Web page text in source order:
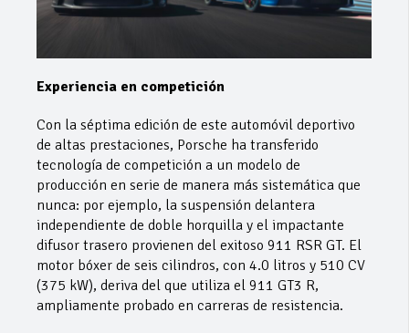
Experiencia en competición
Con la séptima edición de este automóvil deportivo
de altas prestaciones, Porsche ha transferido
tecnología de competición a un modelo de
producción en serie de manera más sistemática que
nunca: por ejemplo, la suspensión delantera
independiente de doble horquilla y el impactante
difusor trasero provienen del exitoso 911 RSR GT. El
motor bóxer de seis cilindros, con 4.0 litros y 510 CV
(375 kW), deriva del que utiliza el 911 GT3 R,
ampliamente probado en carreras de resistencia.